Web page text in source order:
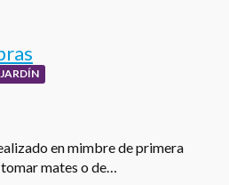
en mimbre de primera
mates o de…